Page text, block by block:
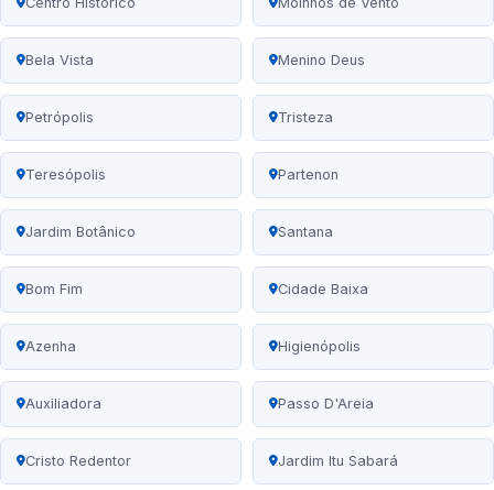
Bela Vista Menino Deus
Petrópolis Tristeza
Teresópolis Partenon
Jardim Botânico Santana
Bom Fim Cidade Baixa
Azenha Higienópolis
Auxiliadora Passo D'Areia
Cristo Redentor Jardim Itu Sabará